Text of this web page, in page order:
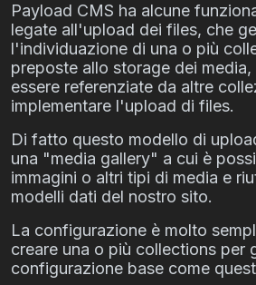
Payload CMS ha alcune
legate all'upload dei files, che
l'individuazione di una o più
preposte allo storage dei
essere referenziate da altre
implementare l'upload di files.
Di fatto questo modello di
una "media gallery" a cui è
immagini o altri tipi di media e
modelli dati del nostro sito.
La configurazione è molto
creare una o più collections per
configurazione base come